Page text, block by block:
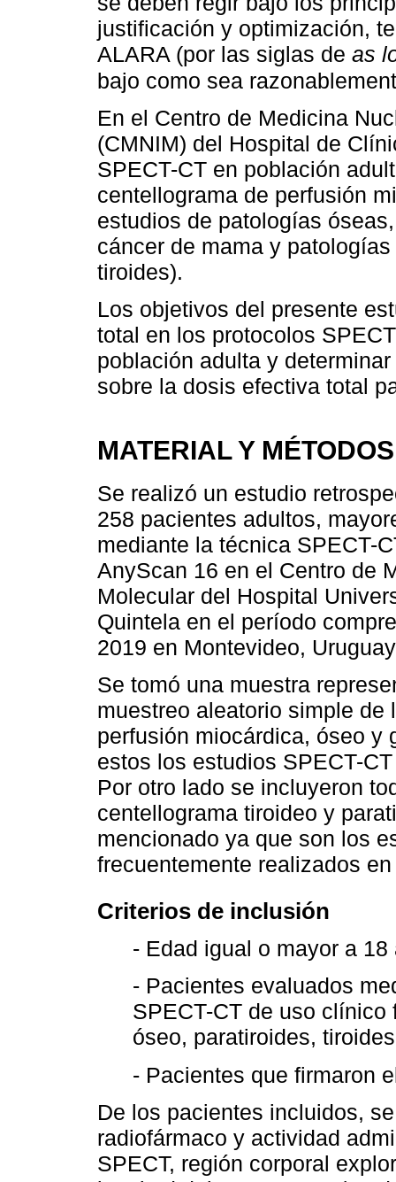
justificación y optimización,
ALARA (por las siglas de as
bajo como sea
En el Centro de Medicina
(CMNIM) del Hospital de
SPECT-CT en población
centellograma de perfusión
estudios de patologías
cáncer de mama y
tiroides). ⁠
Los objetivos del presente
total en los protocolos
población adulta y
sobre la dosis efectiva total
MATERIAL Y MÉTODOS
Se realizó un estudio
258 pacientes adultos,
mediante la técnica SPECT-
AnyScan 16 en el Centro de
Molecular del Hospital
Quintela en el período
2019 en Montevideo,
Se tomó una muestra
muestreo aleatorio simple
perfusión miocárdica, óseo y
estos los estudios SPECT-
Por otro lado se incluyeron
centellograma tiroideo y
mencionado ya que son los
frecuentemente realizados
Criterios de inclusión
- Edad igual o mayor a 18
- Pacientes evaluados
SPECT-CT de uso
óseo, paratiroides,
- Pacientes que firmaron
De los pacientes incluidos,
radiofármaco y actividad
SPECT, región corporal